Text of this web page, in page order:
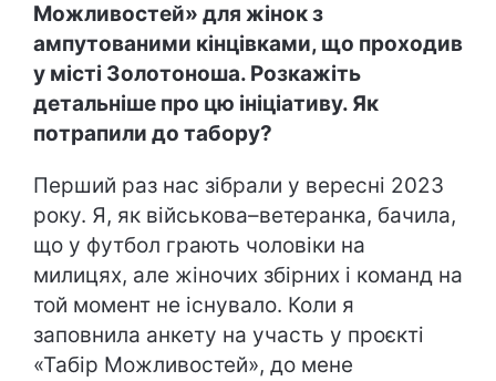
Можливостей» для жінок з
ампутованими кінцівками, що проходив
у місті Золотоноша. Розкажіть
детальніше про цю ініціативу. Як
потрапили до табору?
Перший раз нас зібрали у вересні 2023
року. Я, як військова–ветеранка, бачила,
що у футбол грають чоловіки на
милицях, але жіночих збірних і команд на
той момент не існувало. Коли я
заповнила анкету на участь у проєкті
«Табір Можливостей», до мене